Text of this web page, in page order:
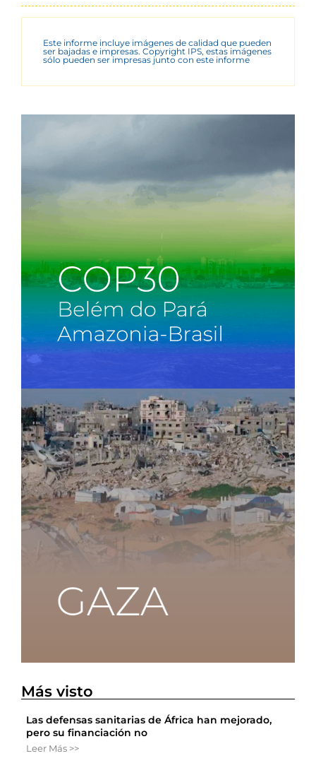
Este informe incluye imágenes de calidad que pueden
ser bajadas e impresas. Copyright IPS, estas imágenes
sólo pueden ser impresas junto con este informe
Más visto
Las defensas sanitarias de África han mejorado,
pero su financiación no
Leer Más >>